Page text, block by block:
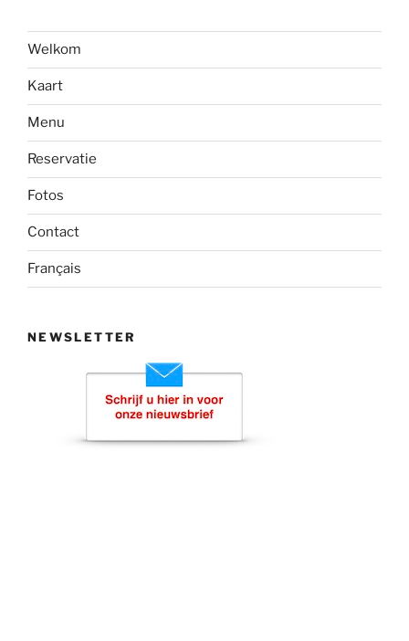
Welkom
Kaart
Menu
Reservatie
Fotos
Contact
Français
NEWSLETTER